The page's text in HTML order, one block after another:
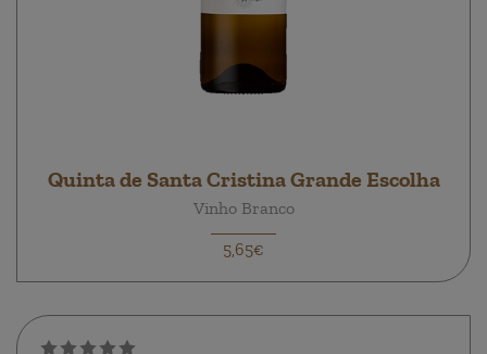
Quinta de Santa Cristina Grande Escolha
Vinho Branco
5,65€